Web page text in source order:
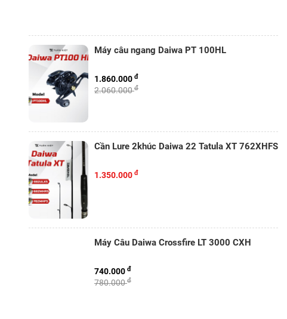
Máy câu ngang Daiwa PT 100HL
2.060.000đ
1.860.000 đ
Cần Lure 2khúc Daiwa 22 Tatula XT 762XHFS
1.350.000 đ
Máy Câu Daiwa Crossfire LT 3000 CXH
780.000đ
740.000 đ